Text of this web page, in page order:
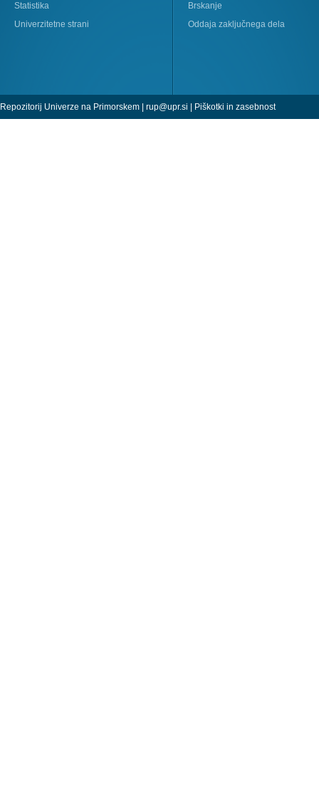
Statistika
Univerzitetne strani
Brskanje
Oddaja zaključnega dela
Repozitorij Univerze na Primorskem | rup@upr.si | Piškotki in zasebnost